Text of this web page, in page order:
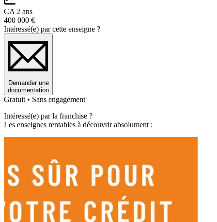
CA 2 ans
400 000 €
Intéressé(e) par cette enseigne ?
Demander une
documentation
Gratuit • Sans engagement
Intéressé(e) par la franchise ?
Les enseignes rentables à découvrir absolument :